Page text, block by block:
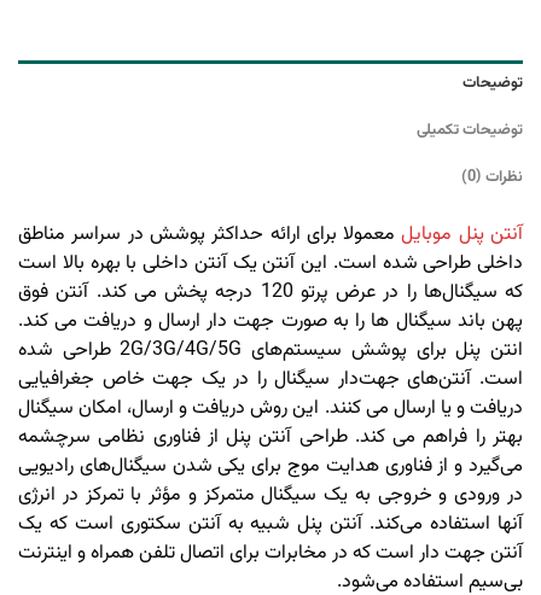
توضیحات
توضیحات تکمیلی
نظرات (0)
آنتن پنل موبایلمعمولا برای ارائه حداکثر پوشش در سراسر مناطق
داخلی طراحی شده است. این آنتن یک آنتن داخلی با بهره بالا است
که سیگنال‌ها را در عرض پرتو 120 درجه پخش می کند.
آنتن فوق
پهن باند سیگنال ها را به صورت جهت دار ارسال و دریافت می کند.
انتن پنل برای پوشش سیستم‌های 2G/3G/4G/5G طراحی شده
است. آنتن‌های جهت‌دار سیگنال را در یک جهت خاص جغرافیایی
دریافت و یا ارسال می کنند. این روش دریافت و ارسال، امکان سیگنال
بهتر را فراهم می کند. طراحی آنتن پنل از فناوری نظامی سرچشمه
می‌گیرد و از فناوری هدایت موج برای یکی شدن سیگنال‌های رادیویی
در ورودی و خروجی به یک سیگنال متمرکز و مؤثر با تمرکز در انرژی
آنها استفاده می‌کند. آنتن پنل شبیه به آنتن سکتوری است که یک
آنتن جهت دار است که در مخابرات برای اتصال تلفن همراه و اینترنت
بی‌سیم استفاده می‌شود.